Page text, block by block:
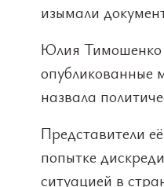
изымали
Юлия Тимошенко
опубликованные
назвала
Представители
попытке
ситуацией в